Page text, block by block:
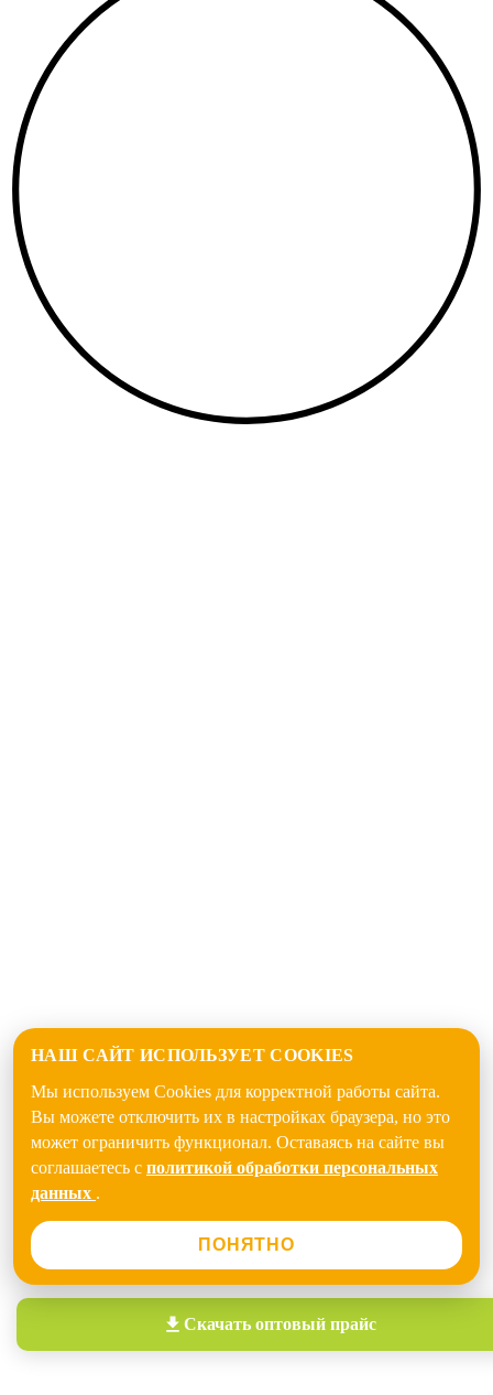
НАШ САЙТ ИСПОЛЬЗУЕТ COOKIES
Мы используем Cookies для корректной работы сайта.
Вы можете отключить их в настройках браузера, но это
может ограничить функционал. Оставаясь на сайте вы
соглашаетесь с политикой обработки персональных
данных .
ПОНЯТНО
Скачать оптовый прайс